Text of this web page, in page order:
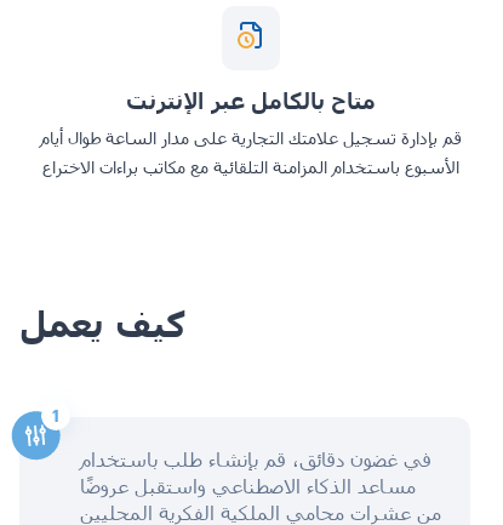
متاح بالكامل عبر الإنترنت
قم بإدارة تسجيل علامتك التجارية على مدار الساعة طوال أيام
الأسبوع باستخدام المزامنة التلقائية مع مكاتب براءات الاختراع
كيف يعمل
في غضون دقائق، قم بإنشاء طلب باستخدام
مساعد الذكاء الاصطناعي واستقبل عروضًا
من عشرات محامي الملكية الفكرية المحليين